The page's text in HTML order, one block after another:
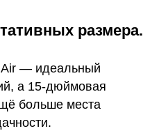
размера.
— идеальный
а 15-дюймовая
больше места